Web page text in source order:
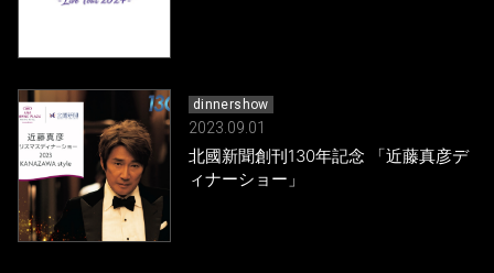
dinnershow
2023.09.01
北國新聞創刊130年記念 「近藤真彦デ
ィナーショー」